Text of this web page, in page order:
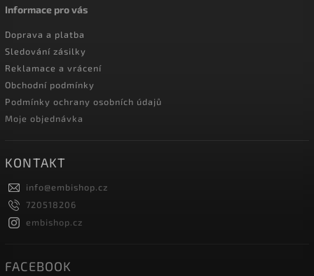
Informace pro vás
Doprava a platba
Sledování zásilky
Reklamace a vrácení
Obchodní podmínky
Podmínky ochrany osobních údajů
Moje objednávka
KONTAKT
info@embishop.cz
720518206
embishop.cz
FACEBOOK